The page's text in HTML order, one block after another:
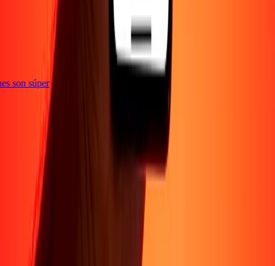
son súper
Acerca de
Conviértete en agenteConviértete en socio
Conviértete en socio estratégico
Carreras Promociones
Transferencia internacional de dinero
Soporte
Política de privacidad
Aviso de cookies
condiciones
Presentar una